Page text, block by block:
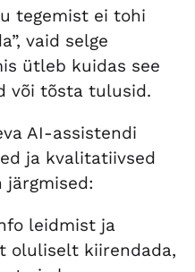
tegemist ei tohi
vaid selge
ütleb kuidas see
või tõsta tulusid.
AI-assistendi
ja kvalitatiivsed
järgmised:
leidmist ja
oluliselt kiirendada,